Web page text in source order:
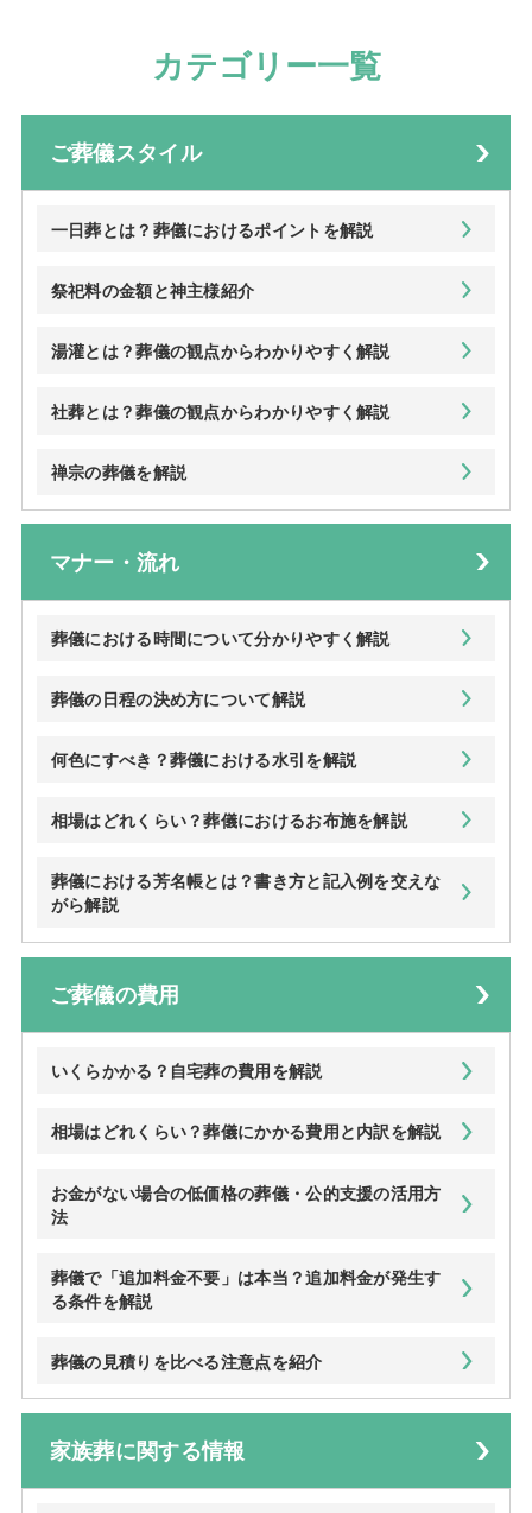
カテゴリー一覧
ご葬儀スタイル
一日葬とは？葬儀におけるポイントを解説
祭祀料の金額と神主様紹介
湯灌とは？葬儀の観点からわかりやすく解説
社葬とは？葬儀の観点からわかりやすく解説
禅宗の葬儀を解説
マナー・流れ
葬儀における時間について分かりやすく解説
葬儀の日程の決め方について解説
何色にすべき？葬儀における水引を解説
相場はどれくらい？葬儀におけるお布施を解説
葬儀における芳名帳とは？書き方と記入例を交えな
がら解説
ご葬儀の費用
いくらかかる？自宅葬の費用を解説
相場はどれくらい？葬儀にかかる費用と内訳を解説
お金がない場合の低価格の葬儀・公的支援の活用方
法
葬儀で「追加料金不要」は本当？追加料金が発生す
る条件を解説
葬儀の見積りを比べる注意点を紹介
家族葬に関する情報